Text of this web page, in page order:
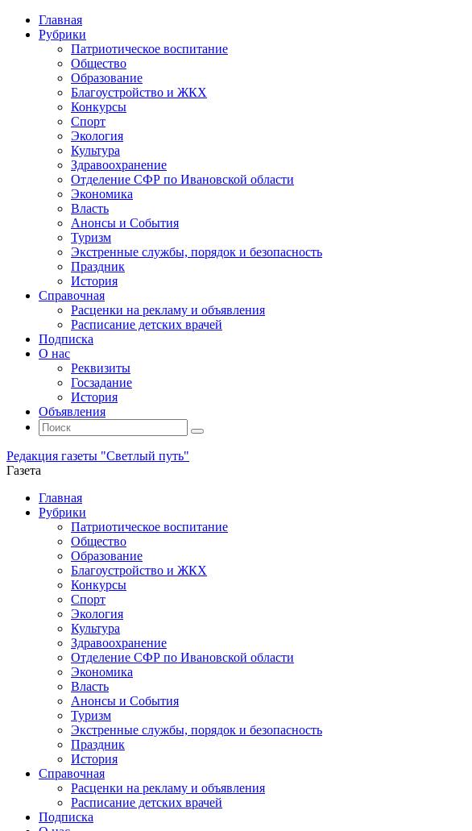
Главная
Рубрики
Патриотическое воспитание
Общество
Образование
Благоустройство и ЖКХ
Конкурсы
Спорт
Экология
Культура
Здравоохранение
Отделение СФР по Ивановской области
Экономика
Власть
Анонсы и События
Туризм
Экстренные службы, порядок и безопасность
Праздник
История
Справочная
Расценки на рекламу и объявления
Расписание детских врачей
Подписка
О нас
Реквизиты
Госзадание
История
Объявления
Поиск
Искать:
Поиск
Редакция газеты "Светлый путь"
Газета
Промотать
содержимому
Главная
Рубрики
Патриотическое воспитание
Общество
Образование
Благоустройство и ЖКХ
Конкурсы
Спорт
Экология
Культура
Здравоохранение
Отделение СФР по Ивановской области
Экономика
Власть
Анонсы и События
Туризм
Экстренные службы, порядок и безопасность
Праздник
История
Справочная
Расценки на рекламу и объявления
Расписание детских врачей
Подписка